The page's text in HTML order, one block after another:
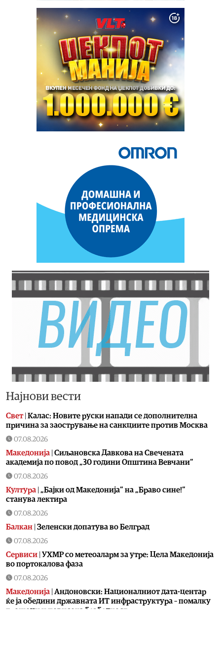
Најнови вести
Свет| Калас: Новите руски напади се дополнителна
причина за заострување на санкциите против Москва
07.08.2026
Македонија Сиљановска Давкова на Свечената
академија по повод „30 години Општина Вевчани“
07.08.2026
Култура „Бајки од Македонија“ на „Браво сине!“
станува лектира
07.08.2026
Балкан Зеленски допатува во Белград
07.08.2026
Сервиси УХМР со метеоаларм за утре: Цела Македонија
во портокалова фаза
07.08.2026
Македонија Андоновски: Националниот дата-центар
ќе ја обедини државната ИТ инфраструктура – помалку
трошоци и повисока безбедност